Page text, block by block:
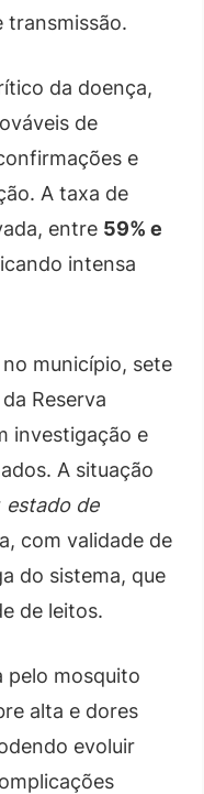
transmissão.
da doença,
de
e
A taxa de
entre 59% e
intensa
município, sete
Reserva
investigação e
A situação
estado de
com validade de
do sistema, que
de leitos.
pelo mosquito
alta e dores
evoluir